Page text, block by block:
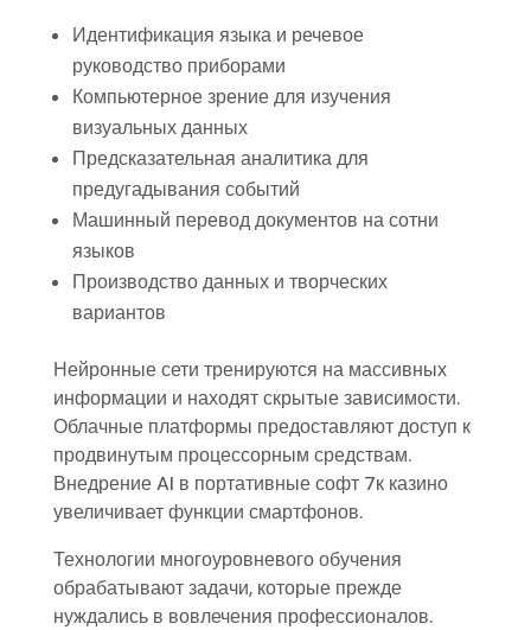
Идентификация языка и речевое
руководство приборами
Компьютерное зрение для изучения
визуальных данных
Предсказательная аналитика для
предугадывания событий
Машинный перевод документов на сотни
языков
Производство данных и творческих
вариантов
Нейронные сети тренируются на массивных
информации и находят скрытые зависимости.
Облачные платформы предоставляют доступ к
продвинутым процессорным средствам.
Внедрение AI в портативные софт 7к казино
увеличивает функции смартфонов.
Технологии многоуровневого обучения
обрабатывают задачи, которые прежде
нуждались в вовлечения профессионалов.